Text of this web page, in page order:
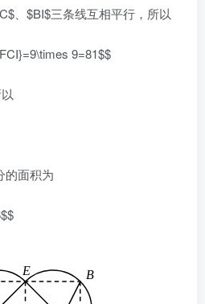
、$BI$三条线互相平行，所以
9=81$$
的面积为